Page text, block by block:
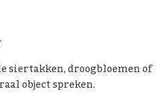
siertakken, droogbloemen of
object spreken.